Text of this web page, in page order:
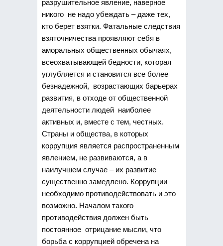
разрушительное явление, наверное
никого не надо убеждать – даже тех,
кто берет взятки. Фатальные следствия
взяточничества проявляют себя в
аморальных общественных обычаях,
всеохватывающей бедности, которая
углубляется и становится все более
безнадежной, возрастающих барьерах
развития, в отходе от общественной
деятельности людей наиболее
активных и, вместе с тем, честных.
Страны и общества, в которых
коррупция является распространенным
явлением, не развиваются, а в
наилучшем случае – их развитие
существенно замедлено. Коррупции
необходимо противодействовать и это
возможно. Началом такого
противодействия должен быть
постоянное отрицание мысли, что
борьба с коррупцией обречена на